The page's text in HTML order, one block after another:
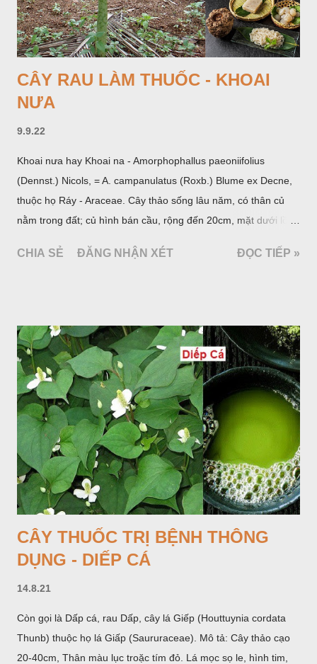
CÂY RAU LÀM THUỐC - KHOAI
NƯA
9.9.22
Khoai nưa hay Khoai na - Amorphophallus paeoniifolius
(Dennst.) Nicols, = A. campanulatus (Roxb.) Blume ex Decne,
thuộc họ Ráy - Araceae. Cây thảo sống lâu năm, có thân củ
nằm trong đất; củ hình bán cầu, rộng đến 20cm, mặt dưới lồi
quanh có 3-5 mấu lồi; vỏ củ màu nâu, thịt trắng vàng và cứng.
một mo to màu đỏ xanh có đốm trắng, mặt trong màu đỏ thẫm,
bao lấy một bong mo là một trục mang phần hoa cái ở dưới,
phần hoa đực ở trên. Khoai nưa phân bố ở Ấn độ, Myanma,
Trung quốc, Việt nam, Campuchia, Malaixia, Inđônêxia,
Philippin. Ở nước ta, khoai nưa mọc hoang rải rác ở khắp các
vùng rừng núi, được bà con nhiều địa phương đem về trồng từ
lâu đời ở trong vườn, quanh bờ ao, dọc hàng rào và trên các
đồi để làm thức ăn cho người và gia súc, gặp nhiều ở các tỉnh
Lạng s...
CHIA SẺ ĐĂNG NHẬN XÉT ĐỌC TIẾP »
CÂY THUỐC TRỊ BỆNH THÔNG
DỤNG - DIẾP CÁ
14.8.21
Còn gọi là Dấp cá, rau Dấp, cây lá Giếp (Houttuynia cordata
Thunb) thuộc họ lá Giấp (Saururaceae). Mô tả: Cây thảo cạo
20-40cm, Thân màu lục troặc tím đỏ. Lá mọc sọ le, hình tim,